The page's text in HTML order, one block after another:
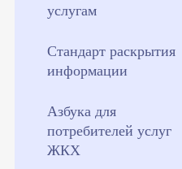
услугам
Стандарт раскрытия
информации
Азбука для
потребителей услуг
ЖКХ